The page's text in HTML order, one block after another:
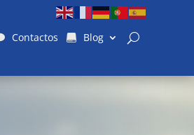
Contactos Blog